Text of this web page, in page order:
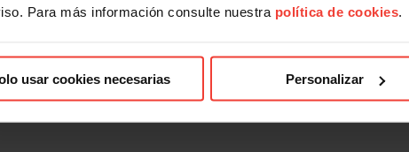
Para más información consulte nuestra política de cookies.
usar cookies necesarias Personalizar